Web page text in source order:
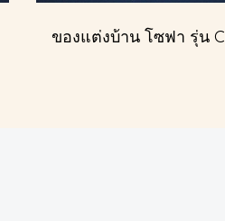
ของแต่งบ้าน โซฟา รุ่น